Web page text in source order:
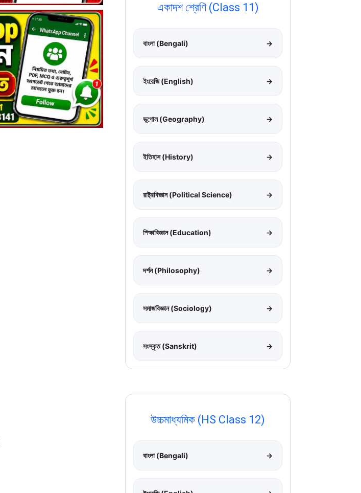
একাদশ শ্রেণি (Class 11)
বাংলা (Bengali) →
ইংরেজি (English) →
ভূগোল (Geography) →
ইতিহাস (History) →
রাষ্ট্রবিজ্ঞান (Political Science) →
শিক্ষাবিজ্ঞান (Education) →
দর্শন (Philosophy) →
সমাজবিজ্ঞান (Sociology) →
সংস্কৃত (Sanskrit) →
উচ্চমাধ্যমিক (HS Class 12)
বাংলা (Bengali) →